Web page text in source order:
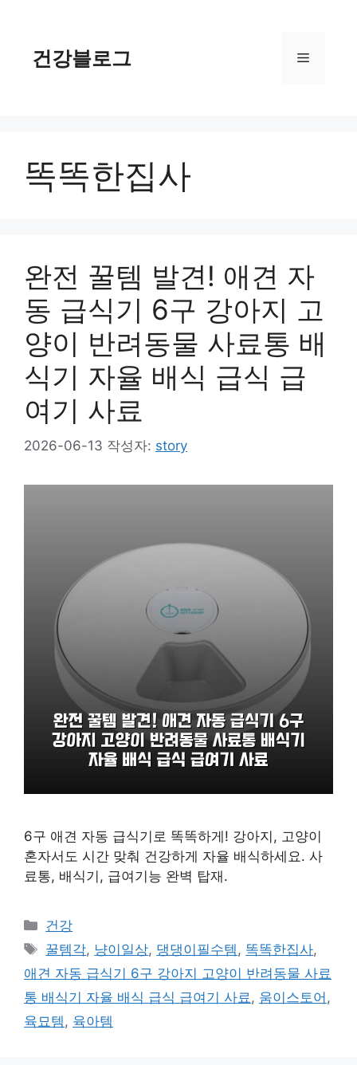
건강블로그 메
똑똑한집사
완전 꿀템 발견! 애견 자
동 급식기 6구 강아지 고
양이 반려동물 사료통 배
식기 자율 배식 급식 급
여기 사료
2026-06-13 작성자: story
6구 애견 자동 급식기로 똑똑하게! 강아지, 고양이
혼자서도 시간 맞춰 건강하게 자율 배식하세요. 사
료통, 배식기, 급여기능 완벽 탑재.
카
테
리
건강
태
그
꿀템각, 냥이일상, 댕댕이필수템 , 똑똑한집사,
애견 자동 급식기 6구 강아지 고양이 반려동물 사료
통 배식기 자율 배식 급식 급여기 사료 , 움이스토어 ,
육묘템 , 육아템